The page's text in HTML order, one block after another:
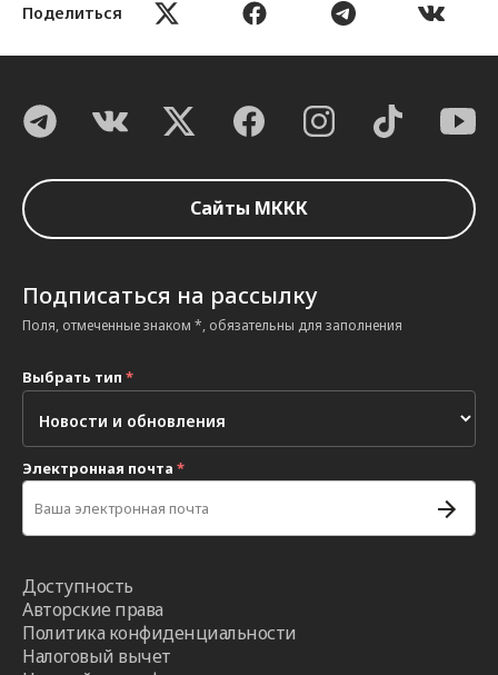
Поделиться
Сайты МККК
Подписаться на рассылку
Поля, отмеченные знаком *, обязательны для заполнения
Выбрать тип *
Электронная почта *
Доступность
Авторские права
Политика конфиденциальности
Налоговый вычет